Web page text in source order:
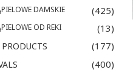
DAMSKIE (425)
OD REKI (13)
(177)
(400)